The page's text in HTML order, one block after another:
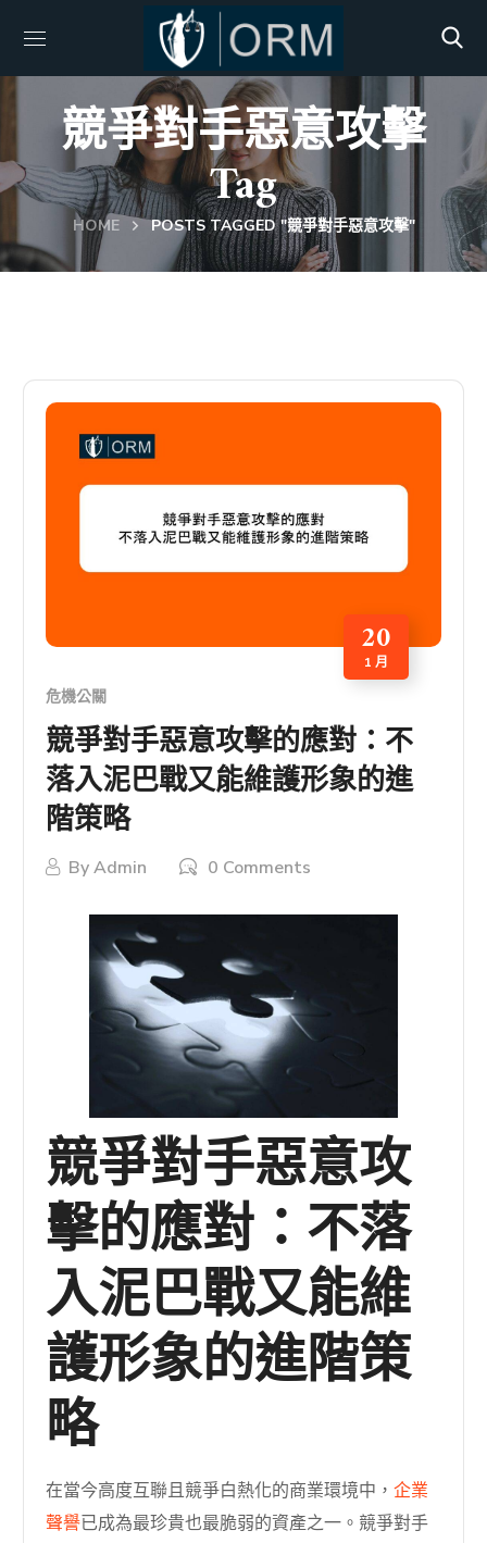
競爭對手惡意攻擊
Tag
HOME POSTS TAGGED "競爭對手惡意攻擊"
20
1 月
危機公關
競爭對手惡意攻擊的應對：不
落入泥巴戰又能維護形象的進
階策略
ByAdmin 0 Comments
競爭對手惡意攻
擊的應對：不落
入泥巴戰又能維
護形象的進階策
略
在當今高度互聯且競爭白熱化的商業環境中，企業
聲譽已成為最珍貴也最脆弱的資產之一。競爭對手